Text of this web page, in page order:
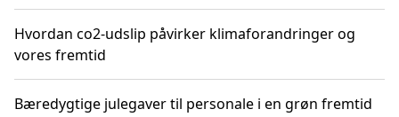
Hvordan co2-udslip påvirker klimaforandringer og
vores fremtid
Bæredygtige julegaver til personale i en grøn fremtid